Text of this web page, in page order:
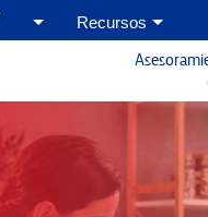
Recursos